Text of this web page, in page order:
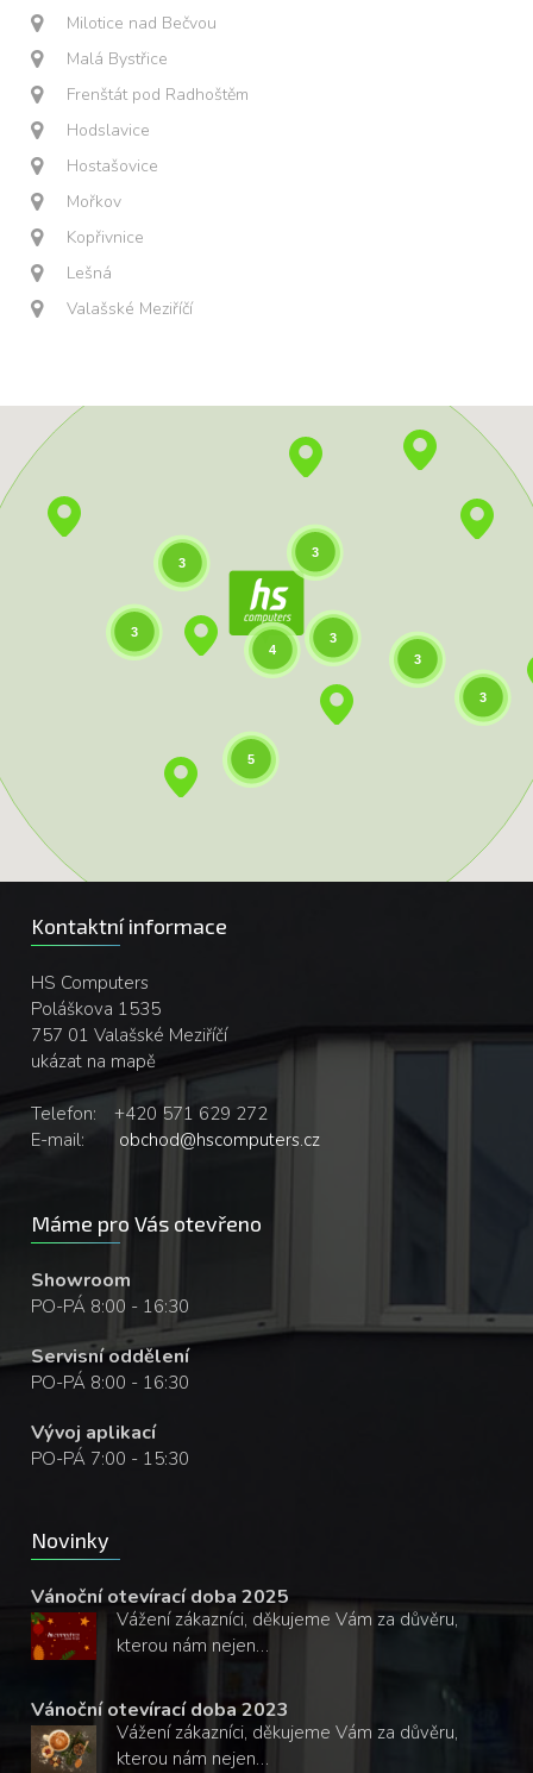
Milotice nad Bečvou
Malá Bystřice
Frenštát pod Radhoštěm
Hodslavice
Hostašovice
Mořkov
Kopřivnice
Lešná
Valašské Meziříčí
3
4
3
3
3
5
3
3
Kontaktní informace
HS Computers
Poláškova 1535
757 01 Valašské Meziříčí
ukázat na mapě
Telefon:
+420 571 629 272
E-mail:
obchod@hscomputers.cz
Máme pro Vás otevřeno
Showroom
PO-PÁ 8:00 - 16:30
Servisní oddělení
PO-PÁ 8:00 - 16:30
Vývoj aplikací
PO-PÁ 7:00 - 15:30
Novinky
Vánoční otevírací doba 2025
Vážení zákazníci, děkujeme Vám za důvěru,
kterou nám nejen…
Vánoční otevírací doba 2023
Vážení zákazníci, děkujeme Vám za důvěru,
kterou nám nejen…